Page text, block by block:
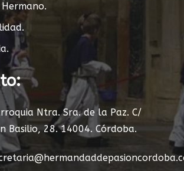
Ntra. Sra. de la Paz. C/
Basilio, 28. 14004. Córdoba.